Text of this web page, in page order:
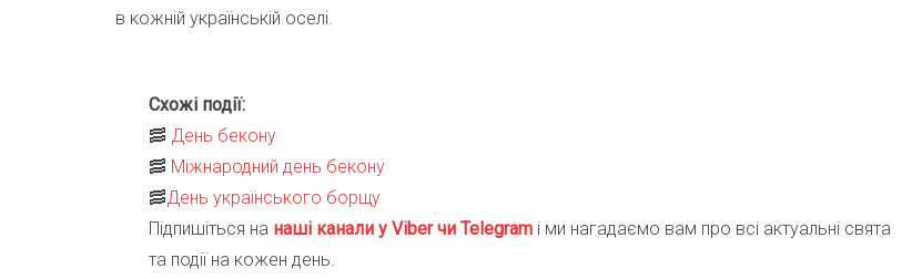
в кожній українській оселі.
Схожі події:
🥓 День бекону
🥓 Міжнародний день бекону
🥓День українського борщу
Підпишіться на наші канали у Viber чи Telegram і ми нагадаємо вам про всі актуальні свята
та події на кожен день.